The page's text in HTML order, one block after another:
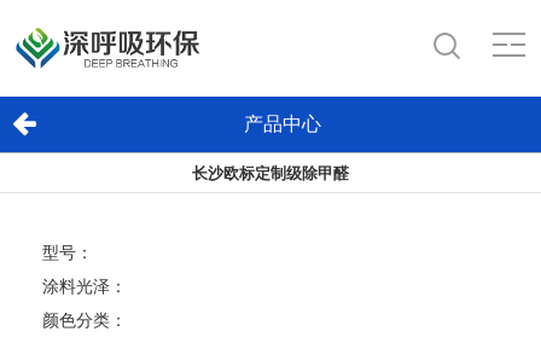
产品中心
长沙欧标定制级除甲醛
型号：
涂料光泽：
颜色分类：